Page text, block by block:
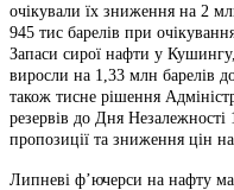
очікували їх зниження на 2
945 тис барелів при
Запаси сирої нафти у
виросли на 1,33 млн барелів
також тисне рішення
резервів до Дня
пропозиції та зниження цін
Липневі ф’ючерси на нафту